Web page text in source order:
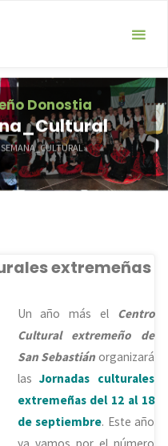
Donostia
extremeñas
Un año más el Centro
Cultural extremeño de
San Sebastián organizará
lasJornadas culturales
extremeñas del 12 al 18
de septiembre. Este año